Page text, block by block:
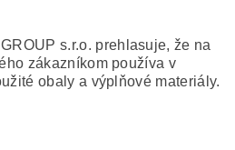
s.r.o. prehlasuje, že na
zákazníkom používa v
obaly a výplňové materiály.